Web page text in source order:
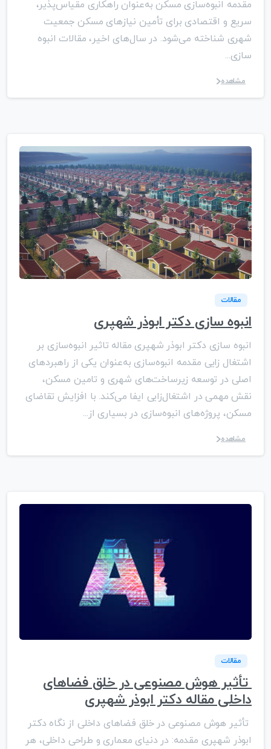
مقدمه انبوه‌سازی مسکن به‌عنوان راهکاری مقیاس‌پذیر،
سریع و اقتصادی برای تأمین نیازهای مسکن جمعیت
شهری شناخته می‌شود. در سال‌های اخیر، مقالات انبوه
سازی...
مشاهده
مقالات
انبوه سازی دکتر ابوذر شهپری
انبوه سازی دکتر ابوذر شهپری مقاله تاثیر انبوه‌سازی بر
اشتغال زایی مقدمه انبوه‌سازی به‌عنوان یکی از راهبردهای
اصلی در توسعه زیرساخت‌های شهری و تامین مسکن،
نقش مهمی در اشتغال‌زایی ایفا می‌کند. با افزایش تقاضای
مسکن، پروژه‌های انبوه‌سازی در بسیاری از...
مشاهده
مقالات
تأثیر هوش مصنوعی در خلق فضاهای
داخلی مقاله دکتر ابوذر شهپری
تأثیر هوش مصنوعی در خلق فضاهای داخلی از نگاه دکتر
ابوذر شهپری مقدمه: در دنیای معماری و طراحی داخلی، هر